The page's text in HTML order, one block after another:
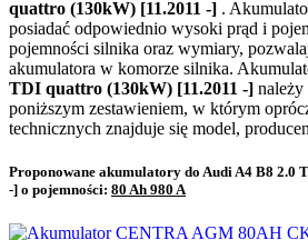
quattro (130kW) [11.2011 -] .
posiadać odpowiednio wysoki prąd i
pojemności silnika oraz wymiary,
akumulatora w komorze silnika.
TDI quattro (130kW) [11.2011 -] należy
poniższym zestawieniem, w którym
technicznych znajduje się model,
Proponowane akumulatory do Audi A4 B8 2.0
-] o pojemności: 80 Ah 980 A